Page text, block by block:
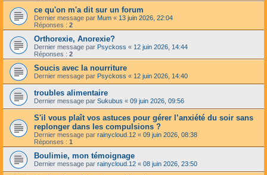
ce qu'on m'a dit sur un forum
Dernier message par Mum « 13 juin 2026, 22:04
Réponses : 2
Orthorexie, Anorexie?
Dernier message par Psyckoss « 12 juin 2026, 14:44
Réponses : 2
Soucis avec la nourriture
Dernier message par Psyckoss « 12 juin 2026, 14:40
troubles alimentaire
Dernier message par Sukubus « 09 juin 2026, 09:56
S'il vous plaît vos astuces pour gérer l’anxiété du soir sans
replonger dans les compulsions ?
Dernier message par rainycloud.12 « 09 juin 2026, 08:38
Réponses : 1
Boulimie, mon témoignage
Dernier message par rainycloud.12 « 08 juin 2026, 23:50